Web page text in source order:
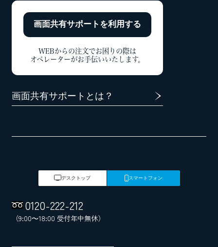
画面共有サポートを利用する
WEBからの注文でお困りの際は
オペレーターがお手伝いいたします。
画面共有サポートとは？
デスクトップ スマートフォン
0120-222-212
（9:00～18:00 受付年中無休）